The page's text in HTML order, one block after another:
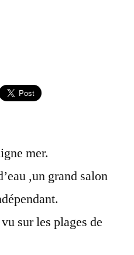
mer.
,un grand salon
sur les plages de